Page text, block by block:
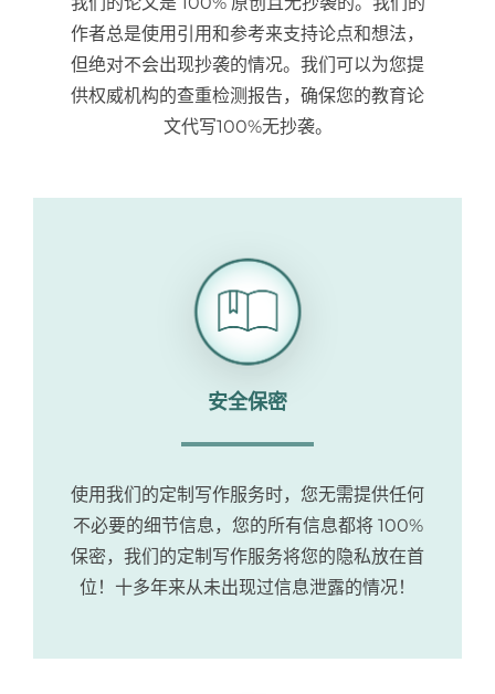
作者总是使用引用和参考来支持论点和想法，
但绝对不会出现抄袭的情况。我们可以为您提
供权威机构的查重检测报告，确保您的教育论
文代写100%无抄袭。
安全保密
使用我们的定制写作服务时，您无需提供任何
不必要的细节信息，您的所有信息都将 100%
保密，我们的定制写作服务将您的隐私放在首
位！十多年来从未出现过信息泄露的情况！